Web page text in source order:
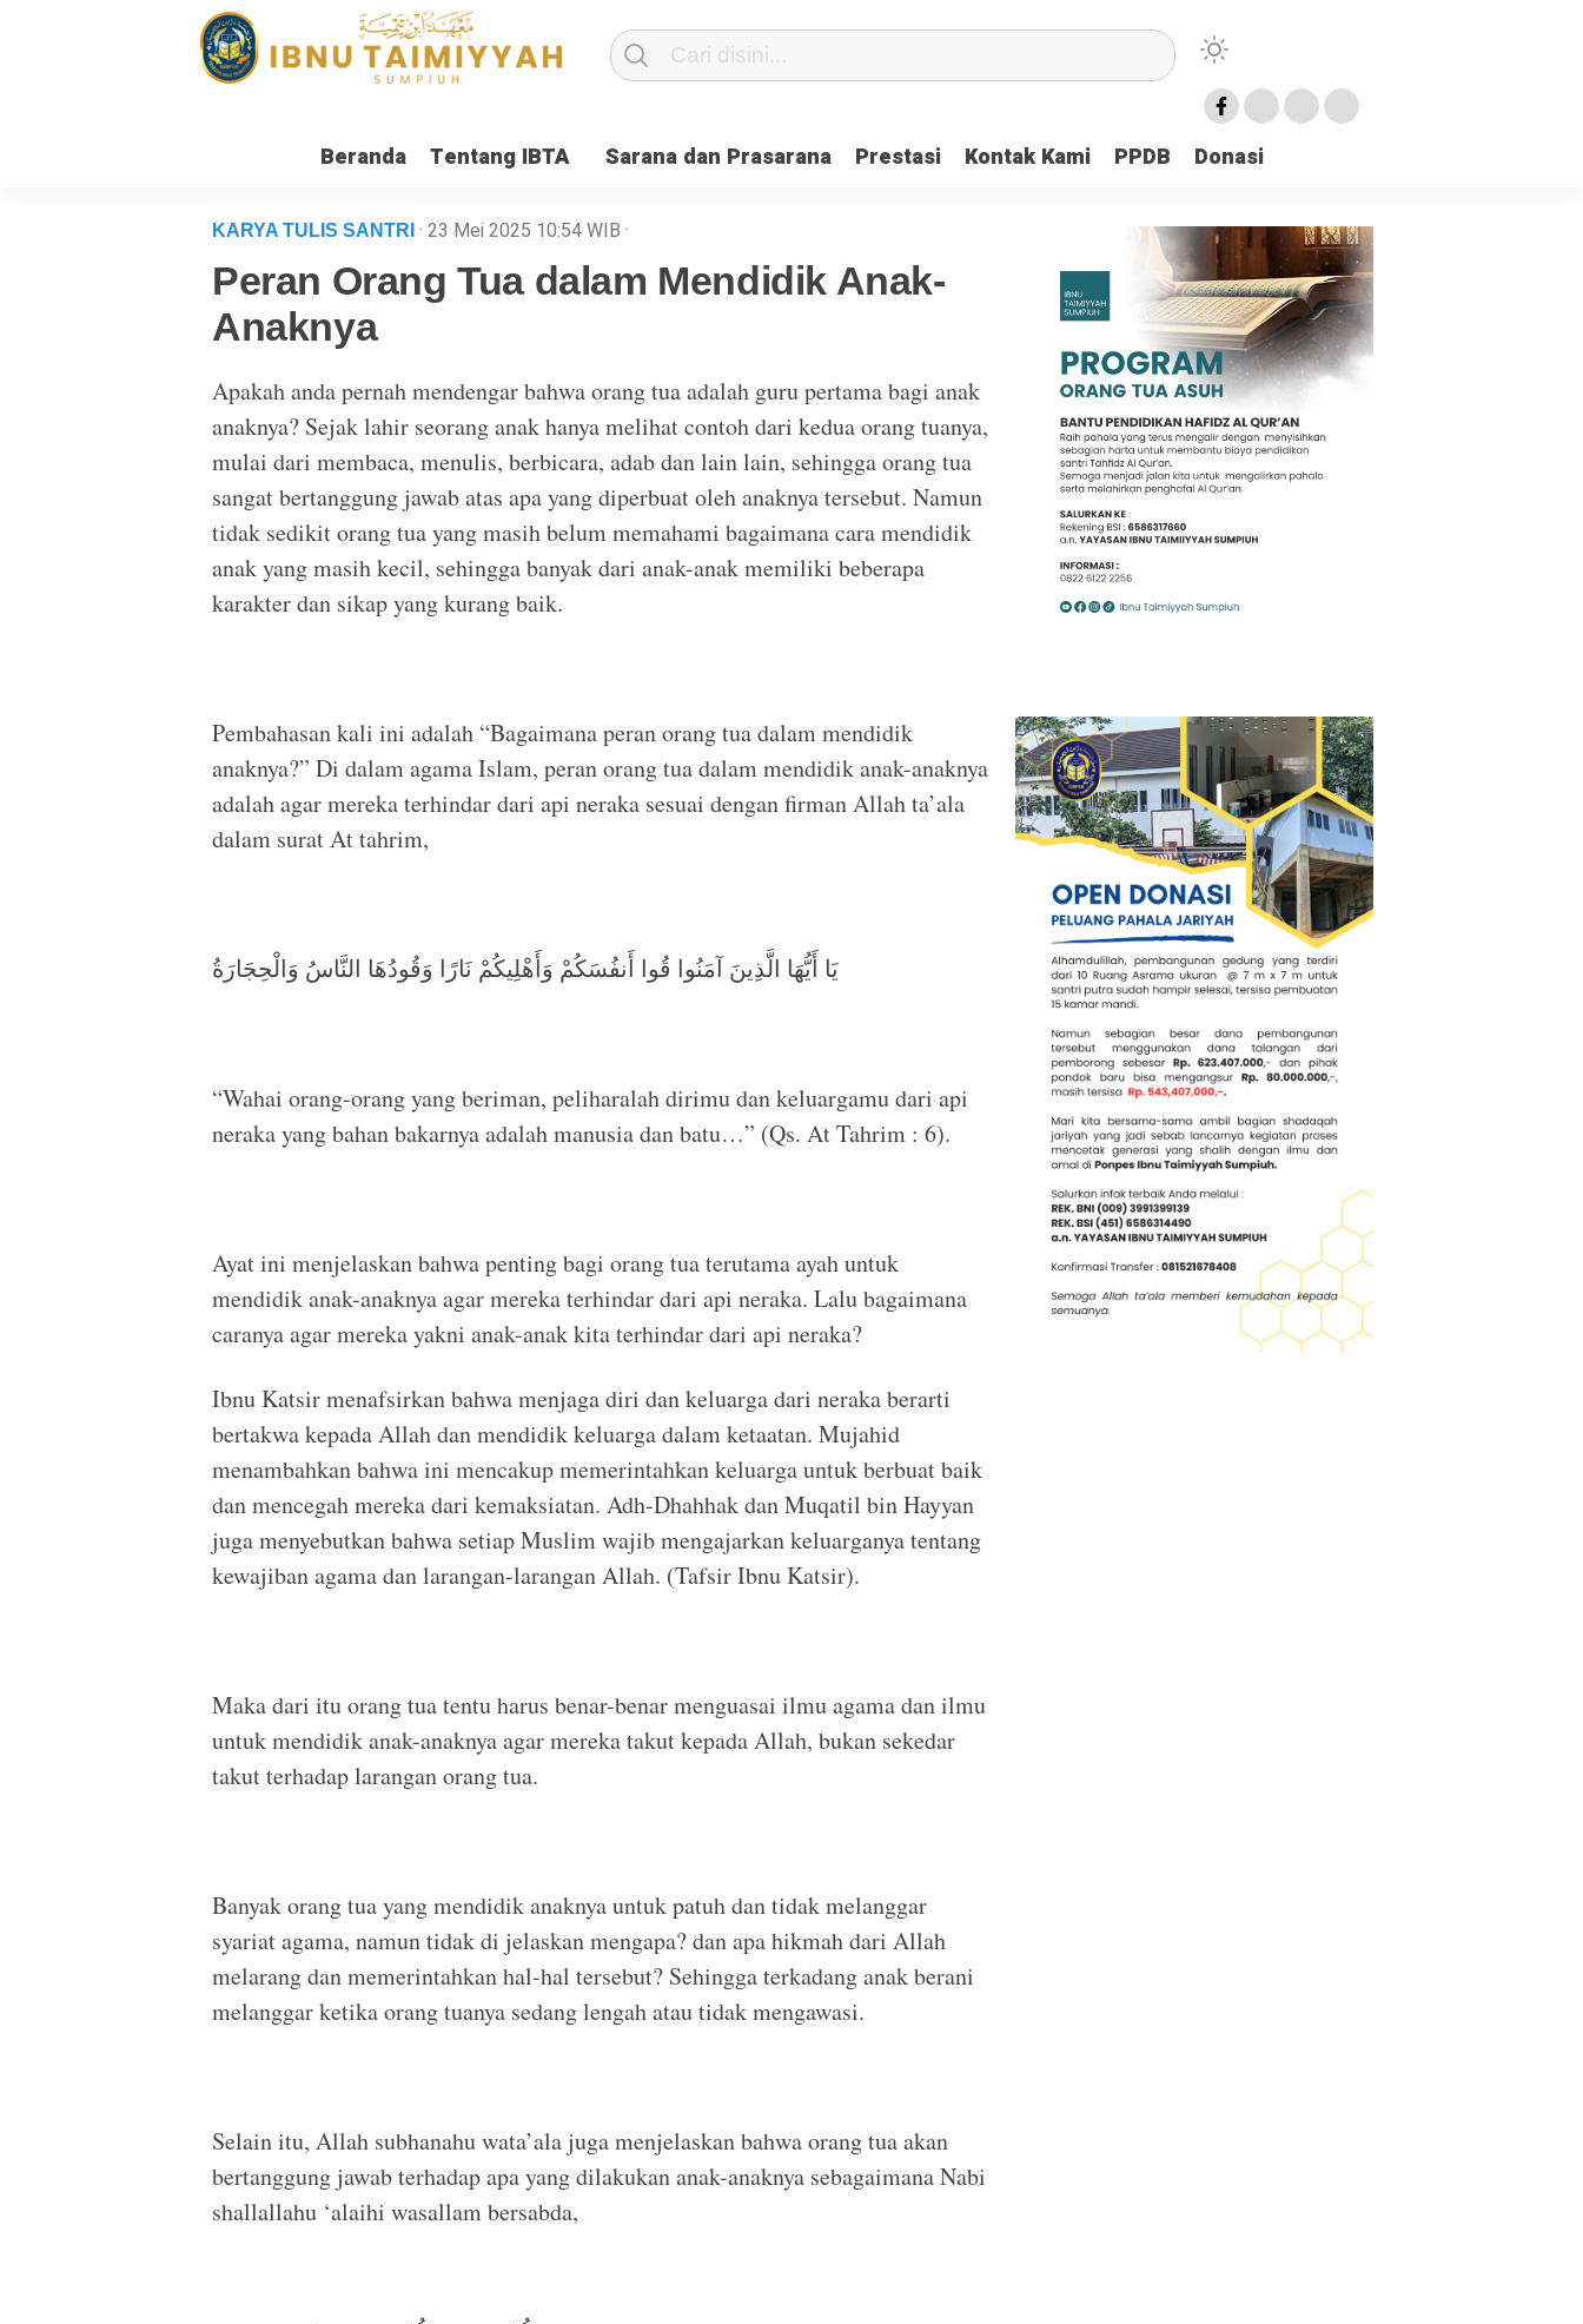
Beranda Tentang IBTA Sarana dan Prasarana Prestasi Kontak Kami PPDB Donasi
KARYA TULIS SANTRI · 23 Mei 2025 10:54WIB ·
Peran Orang Tua dalam Mendidik Anak-
Anaknya
Apakah anda pernah mendengar bahwa orang tua adalah guru pertama bagi anak
anaknya? Sejak lahir seorang anak hanya melihat contoh dari kedua orang tuanya,
mulai dari membaca, menulis, berbicara, adab dan lain lain, sehingga orang tua
sangat bertanggung jawab atas apa yang diperbuat oleh anaknya tersebut. Namun
tidak sedikit orang tua yang masih belum memahami bagaimana cara mendidik
anak yang masih kecil, sehingga banyak dari anak-anak memiliki beberapa
karakter dan sikap yang kurang baik.
Pembahasan kali ini adalah “Bagaimana peran orang tua dalam mendidik
anaknya?” Di dalam agama Islam, peran orang tua dalam mendidik anak-anaknya
adalah agar mereka terhindar dari api neraka sesuai dengan firman Allah ta’ala
dalam surat At tahrim,
يَا أَيُّهَا الَّذِينَ آمَنُوا قُوا أَنفُسَكُمْ وَأَهْلِيكُمْ نَارًا وَقُودُهَا النَّاسُ وَالْحِجَارَةُ
“Wahai orang-orang yang beriman, peliharalah dirimu dan keluargamu dari api
neraka yang bahan bakarnya adalah manusia dan batu…” (Qs. At Tahrim : 6).
Ayat ini menjelaskan bahwa penting bagi orang tua terutama ayah untuk
mendidik anak-anaknya agar mereka terhindar dari api neraka. Lalu bagaimana
caranya agar mereka yakni anak-anak kita terhindar dari api neraka?
Ibnu Katsir menafsirkan bahwa menjaga diri dan keluarga dari neraka berarti
bertakwa kepada Allah dan mendidik keluarga dalam ketaatan. Mujahid
menambahkan bahwa ini mencakup memerintahkan keluarga untuk berbuat baik
dan mencegah mereka dari kemaksiatan. Adh-Dhahhak dan Muqatil bin Hayyan
juga menyebutkan bahwa setiap Muslim wajib mengajarkan keluarganya tentang
kewajiban agama dan larangan-larangan Allah. (Tafsir Ibnu Katsir).
Maka dari itu orang tua tentu harus benar-benar menguasai ilmu agama dan ilmu
untuk mendidik anak-anaknya agar mereka takut kepada Allah, bukan sekedar
takut terhadap larangan orang tua.
Banyak orang tua yang mendidik anaknya untuk patuh dan tidak melanggar
syariat agama, namun tidak di jelaskan mengapa? dan apa hikmah dari Allah
melarang dan memerintahkan hal-hal tersebut? Sehingga terkadang anak berani
melanggar ketika orang tuanya sedang lengah atau tidak mengawasi.
Selain itu, Allah subhanahu wata’ala juga menjelaskan bahwa orang tua akan
bertanggung jawab terhadap apa yang dilakukan anak-anaknya sebagaimana Nabi
shallallahu ‘alaihi wasallam bersabda,